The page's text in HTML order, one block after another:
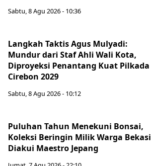
Sabtu, 8 Agu 2026 - 10:36
Langkah Taktis Agus Mulyadi:
Mundur dari Staf Ahli Wali Kota,
Diproyeksi Penantang Kuat Pilkada
Cirebon 2029
Sabtu, 8 Agu 2026 - 10:12
Puluhan Tahun Menekuni Bonsai,
Koleksi Beringin Milik Warga Bekasi
Diakui Maestro Jepang